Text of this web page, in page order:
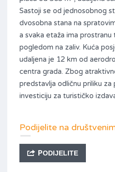
Sastoji se od jednosobnog
dvosobna stana na
a svaka etaža ima prostranu
pogledom na zaliv. Kuća
udaljena je 12 km od
centra grada. Zbog
predstavlja odličnu priliku za
investiciju za turističko
Podijelite na
PODIJELITE